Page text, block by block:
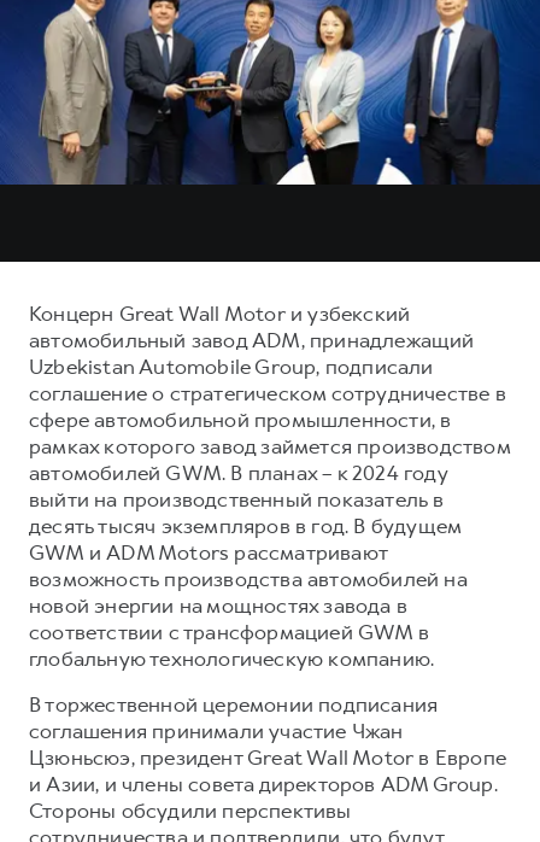
DARGO
от 3 199 000 ₽
DARGO X
от 3 499 000 ₽
от 2 899 000 ₽ от 3 599 000 ₽
POER
от 3 449 000 ₽
Тест-драйв
Трейд-ин
КРЕДИТ И СТРАХОВАНИЕ
КОРПОРАТИВНЫМ КЛИЕНТАМ
Для малого бизнеса
Корпоративным клиентам
Крупным корпоративным клиентам
Система управления автопарком
Сервис для корпоративных клиентов
HAVAL Лизинг
АКСЕССУАРЫ HAVAL
Автомобильные аксессуары
Коллекция CITY
Коллекция Базовая
Коллекция Детская
СЕРВИСНОЕ ОБСЛУЖИВАНИЕ
Нулевое ТО
Программа «Помощь на дороге»
Регламенты технического обслуживания
ПОДДЕРЖКА
GWM Безопасность
Гарантия HAVAL
Мобильное приложение GWM
Программа «HAVAL Защита+»
Руководства по эксплуатации
Подписки
АКСЕССУАРЫ HAVAL
Автомобильные аксессуары
Коллекция CITY
Коллекция Базовая
Коллекция Детская
О дилере
Контакты
Концерн Great Wall Motor и узбекский
автомобильный завод ADM, принадлежащий
Uzbekistan Automobile Group, подписали
соглашение о стратегическом сотрудничестве в
сфере автомобильной промышленности, в
рамках которого завод займется производством
автомобилей GWM. В планах – к 2024 году
выйти на производственный показатель в
десять тысяч экземпляров в год. В будущем
GWM и ADM Motors рассматривают
возможность производства автомобилей на
новой энергии на мощностях завода в
соответствии с трансформацией GWM в
глобальную технологическую компанию.
В торжественной церемонии подписания
соглашения принимали участие Чжан
Цзюньсюэ, президент Great Wall Motor в Европе
и Азии, и члены совета директоров ADM Group.
Стороны обсудили перспективы